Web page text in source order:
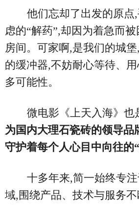
他们忘却了出发的原点
虑的“解药”,却因为着急而
房间。可家啊,是我们的城
的缓冲器,不妨耐心等待、
多可能性。
微电影《上天入海》也
为国内大理石瓷砖的领导品
守护着每个人心目中向往的“
十多年来,简一始终专
域,围绕产品、技术与服务